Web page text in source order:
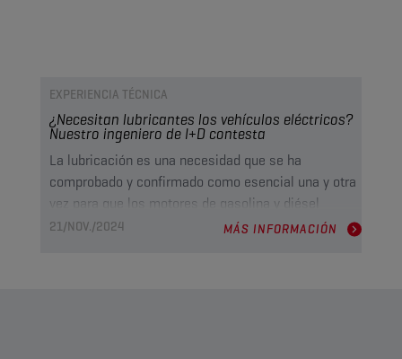
EXPERIENCIA TÉCNICA
¿Necesitan lubricantes los vehículos eléctricos?
Nuestro ingeniero de I+D contesta
La lubricación es una necesidad que se ha
comprobado y confirmado como esencial una y otra
vez para que los motores de gasolina y diésel
funcionen adecuadamente. Pero con la llegada de
21/NOV./2024 MÁS INFORMACIÓN